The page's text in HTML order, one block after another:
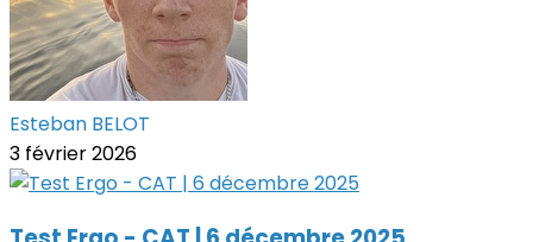
Esteban BELOT
3 février 2026